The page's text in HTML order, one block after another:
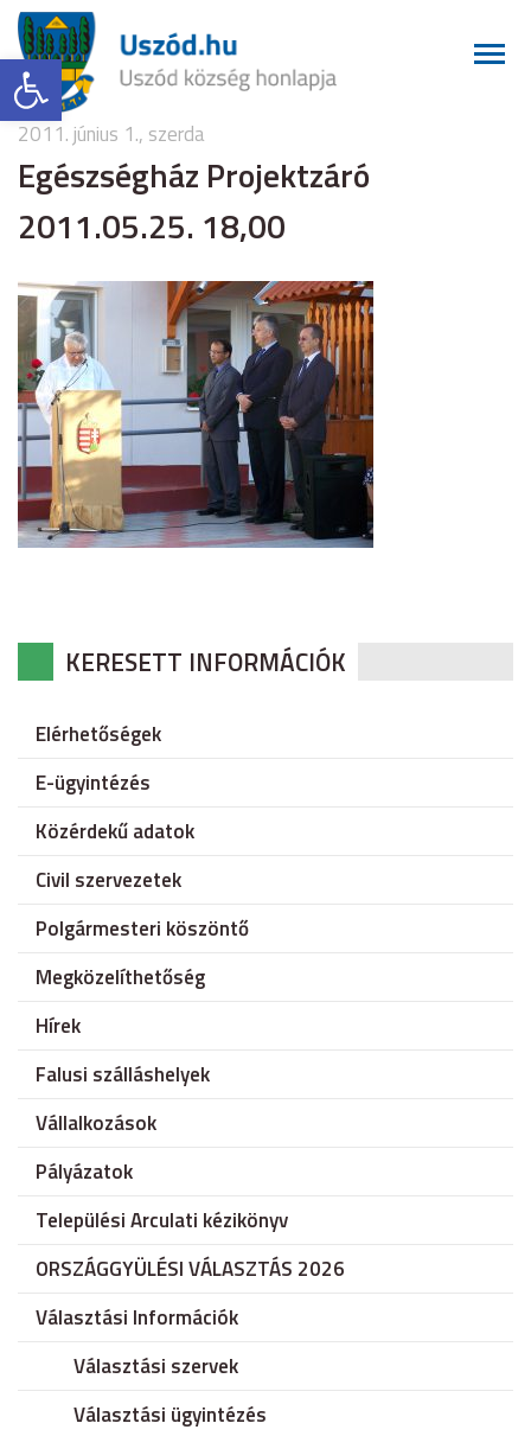
Eszköztár megnyitása
2011. június 1., szerda
Egészségház Projektzáró
2011.05.25. 18,00
KERESETT INFORMÁCIÓK
Elérhetőségek
E-ügyintézés
Közérdekű adatok
Civil szervezetek
Polgármesteri köszöntő
Megközelíthetőség
Hírek
Falusi szálláshelyek
Vállalkozások
Pályázatok
Települési Arculati kézikönyv
ORSZÁGGYÜLÉSI VÁLASZTÁS 2026
Választási Információk
Választási szervek
Választási ügyintézés